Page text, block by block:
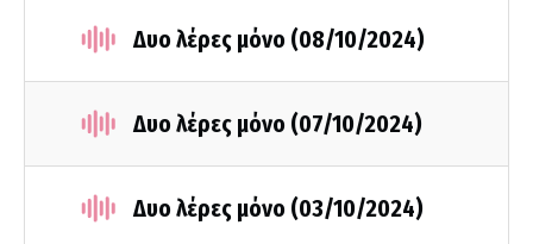
Δυο λέρες μόνο (08/10/2024)
Δυο λέρες μόνο (07/10/2024)
Δυο λέρες μόνο (03/10/2024)